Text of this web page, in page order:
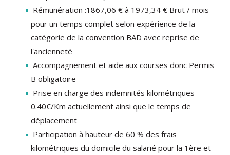
pour un temps complet selon expérience de la
catégorie de la convention BAD avec reprise de
l'ancienneté
B obligatoire
0.40€/Km actuellement ainsi que le temps de
déplacement
kilométriques du domicile du salarié pour la 1ère et